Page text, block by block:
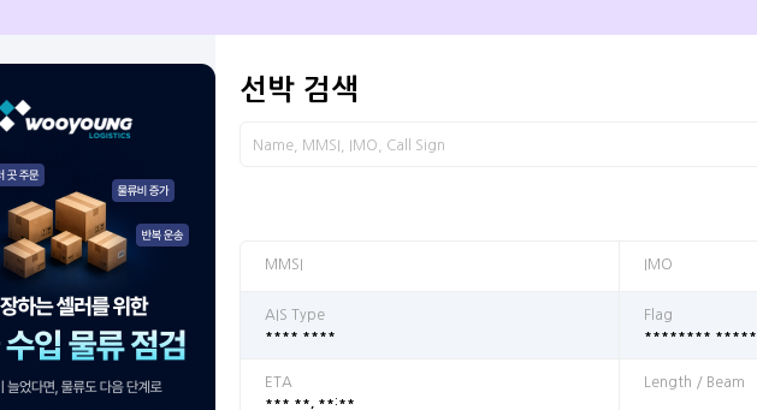
선박 검색
MMSI IMO
AIS Type
**** ****
Flag
******** *****
ETA
*** **, **:**
Length / Beam